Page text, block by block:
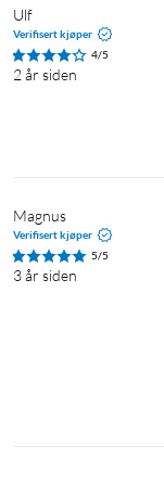
Ulf
Verifisert kjøper
4/5
2 år siden
Magnus
Verifisert kjøper
5/5
3 år siden